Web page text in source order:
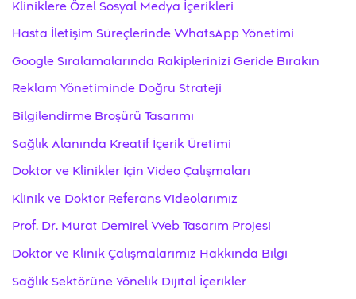
Kliniklere Özel Sosyal Medya İçerikleri
Hasta İletişim Süreçlerinde WhatsApp Yönetimi
Google Sıralamalarında Rakiplerinizi Geride Bırakın
Reklam Yönetiminde Doğru Strateji
Bilgilendirme Broşürü Tasarımı
Sağlık Alanında Kreatif İçerik Üretimi
Doktor ve Klinikler İçin Video Çalışmaları
Klinik ve Doktor Referans Videolarımız
Prof. Dr. Murat Demirel Web Tasarım Projesi
Doktor ve Klinik Çalışmalarımız Hakkında Bilgi
Sağlık Sektörüne Yönelik Dijital İçerikler